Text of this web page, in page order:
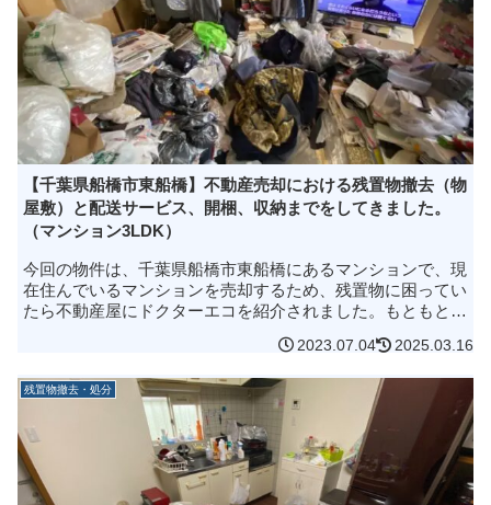
【千葉県船橋市東船橋】不動産売却における残置物撤去（物
屋敷）と配送サービス、開梱、収納までをしてきました。
（マンション3LDK）
今回の物件は、千葉県船橋市東船橋にあるマンションで、現
在住んでいるマンションを売却するため、残置物に困ってい
たら不動産屋にドクターエコを紹介されました。もともと物
2023.07.04 2025.03.16
残置物撤去・処分